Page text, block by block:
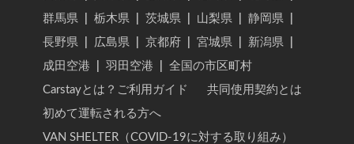
群馬県
栃木県 茨城県 山梨県 静岡県
長野県
広島県 京都府 宮城県 新潟県
成田空港
羽田空港
全国の市区町村
Carstayとは？ご利用ガイド
共同使用契約とは
初めて運転される方へ
VAN SHELTER（COVID-19に対する取り組み）